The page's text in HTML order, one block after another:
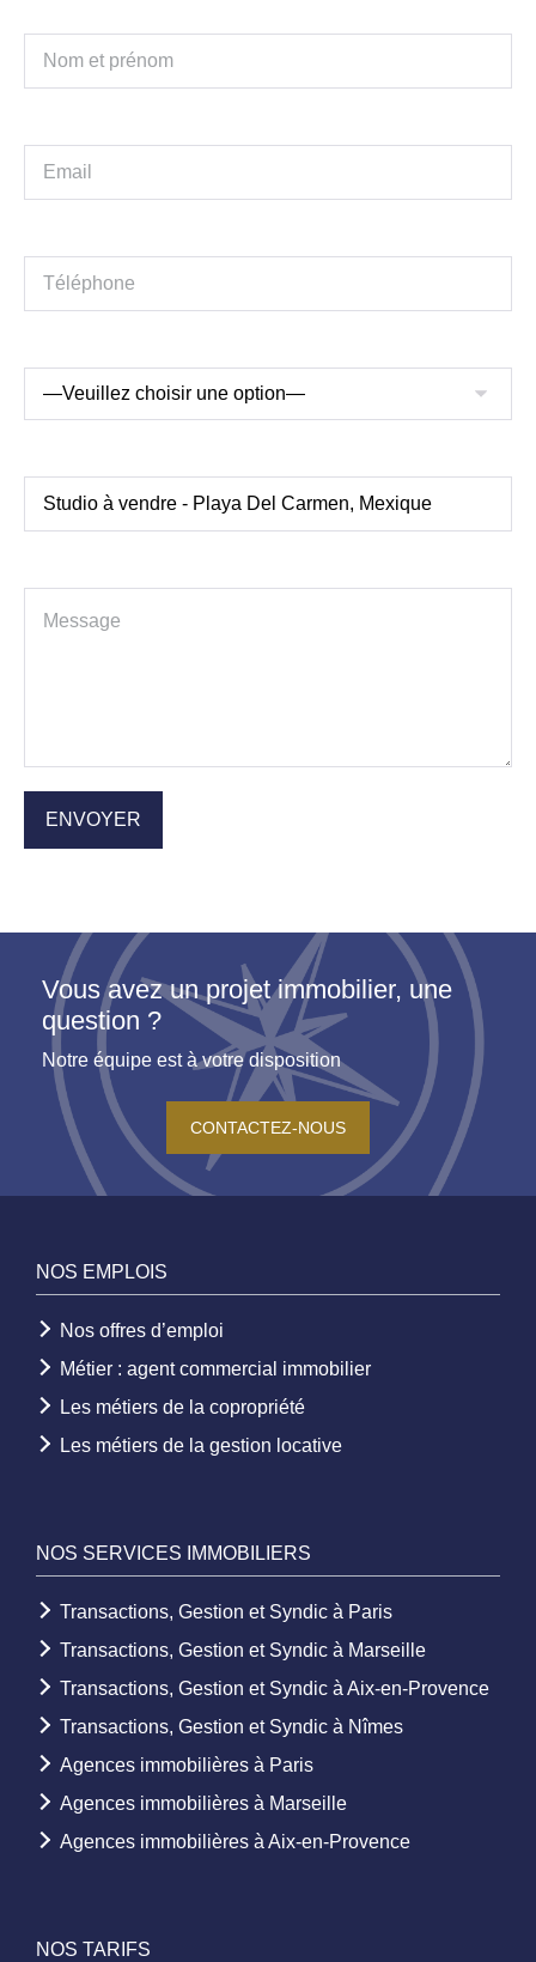
Vous avez un projet immobilier, une
question ?
Notre équipe est à votre disposition
CONTACTEZ-NOUS
NOS EMPLOIS
Nos offres d’emploi
Métier : agent commercial immobilier
Les métiers de la copropriété
Les métiers de la gestion locative
NOS SERVICES IMMOBILIERS
Transactions, Gestion et Syndic à Paris
Transactions, Gestion et Syndic à Marseille
Transactions, Gestion et Syndic à Aix-en-Provence
Transactions, Gestion et Syndic à Nîmes
Agences immobilières à Paris
Agences immobilières à Marseille
Agences immobilières à Aix-en-Provence
NOS TARIFS